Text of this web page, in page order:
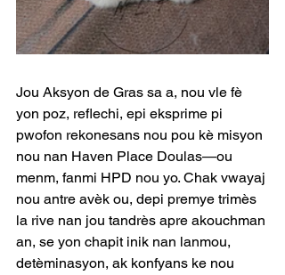
Jou Aksyon de Gras sa a, nou vle fè
yon poz, reflechi, epi eksprime pi
pwofon rekonesans nou pou kè misyon
nou nan Haven Place Doulas—ou
menm, fanmi HPD nou yo. Chak vwayaj
nou antre avèk ou, depi premye trimès
la rive nan jou tandrès apre akouchman
an, se yon chapit inik nan lanmou,
detèminasyon, ak konfyans ke nou